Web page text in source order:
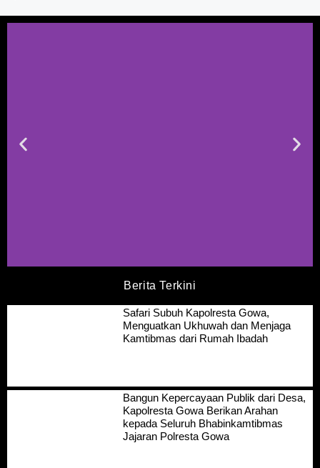
Berita Terkini
Safari Subuh Kapolresta Gowa,
Menguatkan Ukhuwah dan Menjaga
Kamtibmas dari Rumah Ibadah
Bangun Kepercayaan Publik dari Desa,
Kapolresta Gowa Berikan Arahan
kepada Seluruh Bhabinkamtibmas
Jajaran Polresta Gowa